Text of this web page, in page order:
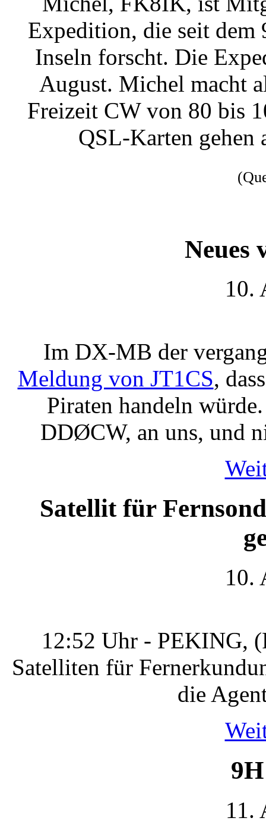
Expedition, die seit dem
Inseln forscht. Die
August. Michel macht
Freizeit CW von 80 bis
QSL-Karten gehen
Neues
10.
Im DX-MB der
Meldung von JT1CS,
Piraten handeln
DDØCW, an uns, und
Satellit für
10.
12:52 Uhr - PEKING,
Satelliten für
die
11.